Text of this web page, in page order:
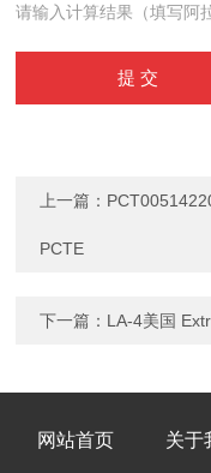
请输入计算结果（填写阿
上一篇：
PCTE
下一篇： LA-4美国
网站首页 关于